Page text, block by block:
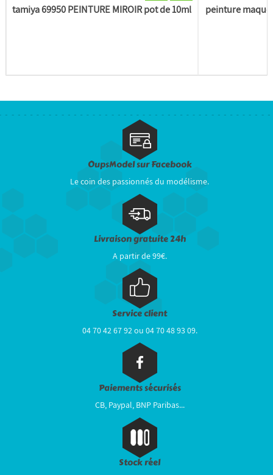
tamiya 69950 PEINTURE MIROIR pot de 10ml peinture
OupsModel sur Facebook
Le coin des passionnés du modélisme.
Livraison gratuite 24h
A partir de 99€.
Service client
04 70 42 67 92 ou 04 70 48 93 09.
Paiements sécurisés
CB, Paypal, BNP Paribas...
Stock réel